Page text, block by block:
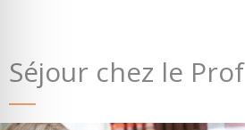
Séjour chez le Prof